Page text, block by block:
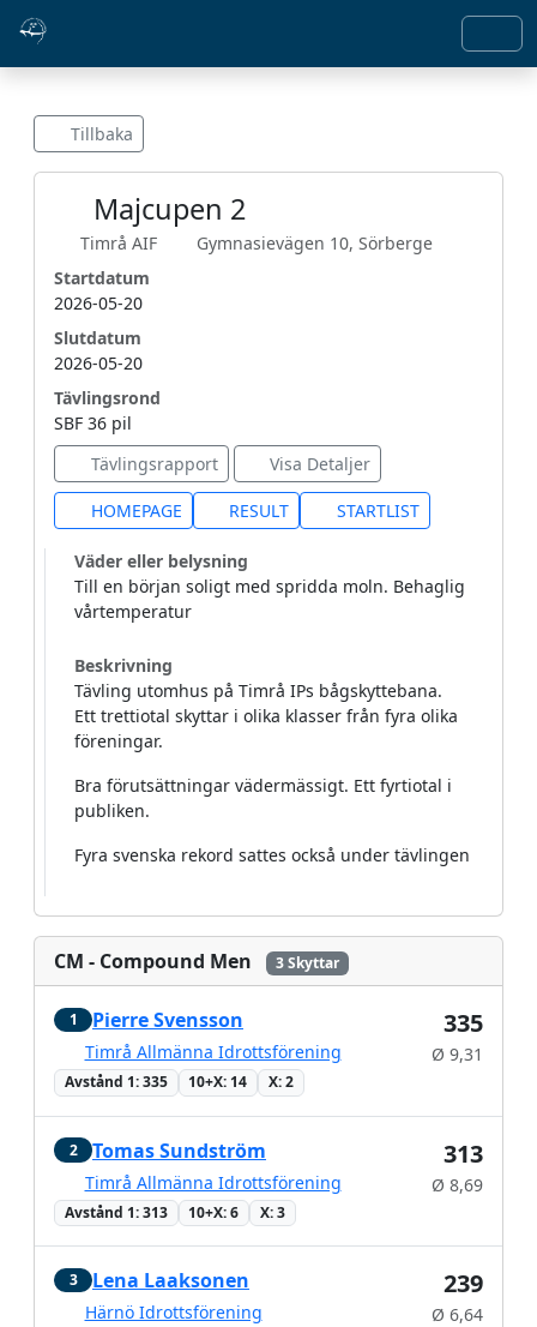
Tillbaka
Majcupen 2
Timrå AIF
Gymnasievägen 10, Sörberge
Startdatum
2026-05-20
Slutdatum
2026-05-20
Tävlingsrond
SBF 36 pil
Tävlingsrapport
Visa Detaljer
HOMEPAGE RESULT STARTLIST
Väder eller belysning
Till en början soligt med spridda moln. Behaglig
vårtemperatur
Beskrivning
Tävling utomhus på Timrå IPs bågskyttebana.
Ett trettiotal skyttar i olika klasser från fyra olika
föreningar.
Bra förutsättningar vädermässigt. Ett fyrtiotal i
publiken.
Fyra svenska rekord sattes också under tävlingen
CM - Compound Men 3 Skyttar
1 Pierre Svensson
Timrå Allmänna Idrottsförening
Avstånd 1: 335 10+X: 14 X: 2
335
Ø 9,31
2 Tomas Sundström
Timrå Allmänna Idrottsförening
Avstånd 1: 313 10+X: 6 X: 3
313
Ø 8,69
3 Lena Laaksonen
Härnö Idrottsförening
239
Ø 6,64